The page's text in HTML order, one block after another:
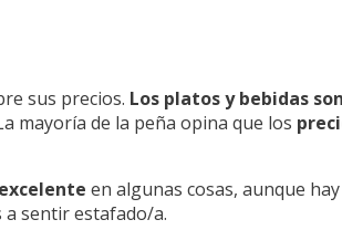
sus precios. Los platos y bebidas
mayoría de la peña opina que los
excelente en algunas cosas, aunque
a sentir estafado/a.